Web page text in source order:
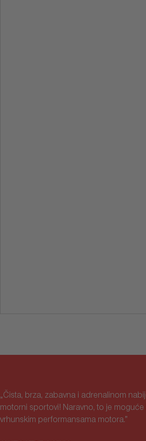
„Čista, brza, zabavna i adrenalinom
motorni sportovi! Naravno, to je
vrhunskim performansama motora.”